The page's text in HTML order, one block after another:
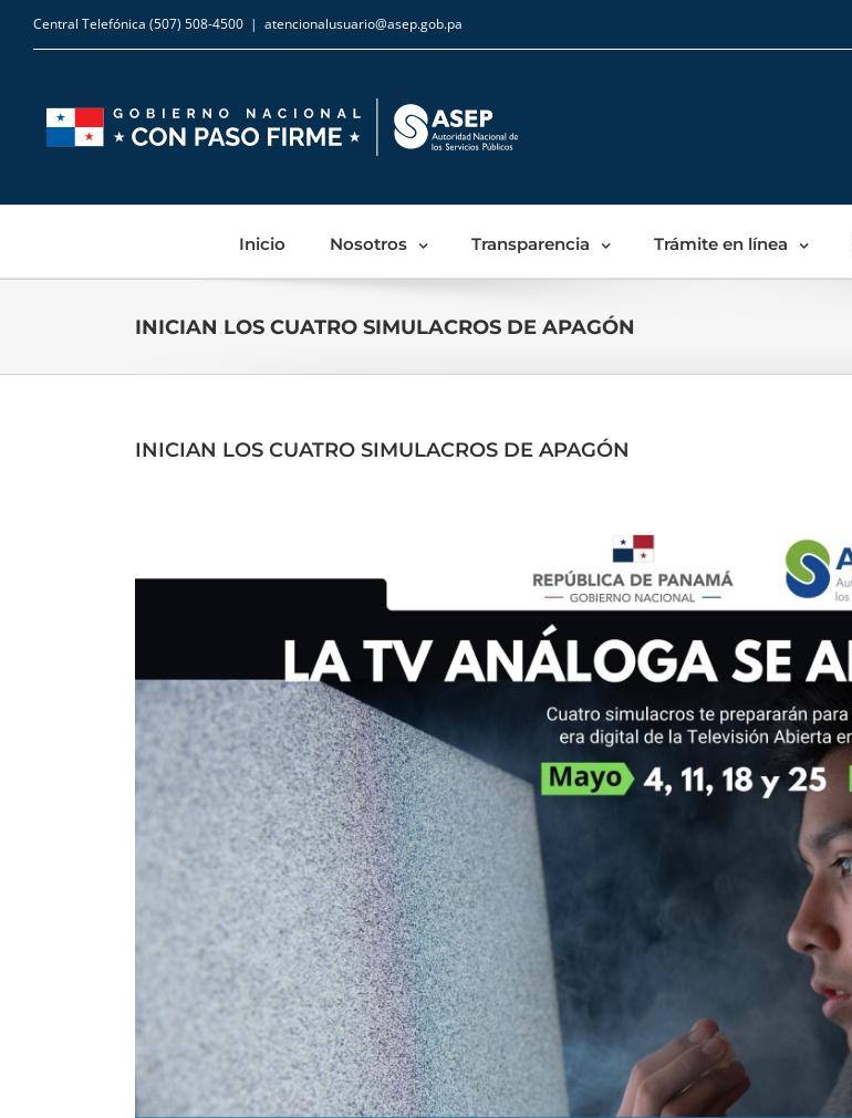
content
Central Telefónica (507) 508-4500 | atencionalusuario@asep.gob.pa
Inicio Nosotros Transparencia Trámite en línea
INICIAN LOS CUATRO SIMULACROS DE APAGÓN
INICIAN LOS CUATRO SIMULACROS DE APAGÓN